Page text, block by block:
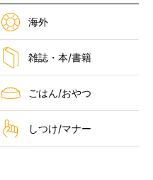
海外
雑誌・本/書籍
ごはん/おやつ
しつけ/マナー